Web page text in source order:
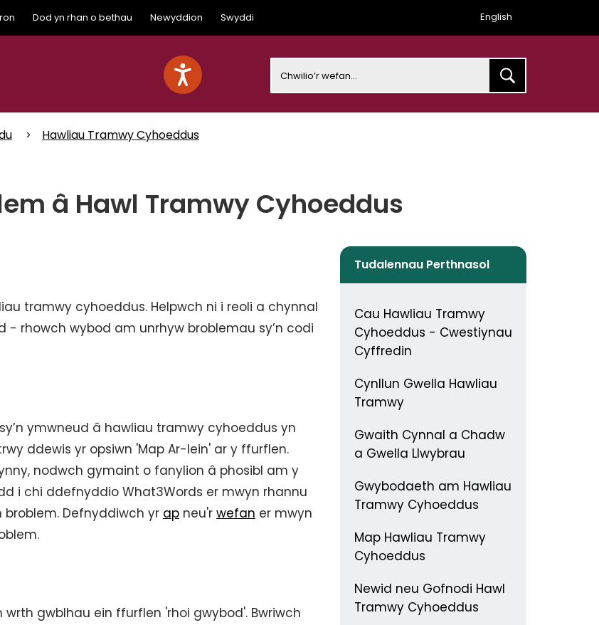
Dod yn rhan o bethau Newyddion Swyddi English
Hawliau Tramwy Cyhoeddus
â Hawl Tramwy Cyhoeddus
tramwy cyhoeddus. Helpwch ni i reoli a chynnal
rhowch wybod am unrhyw broblemau sy’n codi
ymwneud â hawliau tramwy cyhoeddus yn
ddewis yr opsiwn 'Map Ar-lein' ar y ffurflen.
nodwch gymaint o fanylion â phosibl am y
i chi ddefnyddio What3Words er mwyn rhannu
Defnyddiwch yr ap neu'r wefan er mwyn
gwblhau ein ffurflen 'rhoi gwybod'. Bwriwch
Tudalennau Perthnasol
Cau Hawliau Tramwy
Cyhoeddus - Cwestiynau
Cyffredin
Cynllun Gwella Hawliau
Tramwy
Gwaith Cynnal a Chadw
a Gwella Llwybrau
Gwybodaeth am Hawliau
Tramwy Cyhoeddus
Map Hawliau Tramwy
Cyhoeddus
Newid neu Gofnodi Hawl
Tramwy Cyhoeddus